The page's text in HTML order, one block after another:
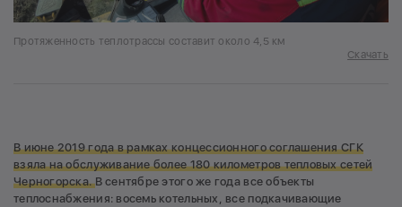
Протяженность теплотрассы составит около 4,5 км
Скачать
В июне 2019 года в рамках концессионного соглашения СГК
взяла на обслуживание более 180 километров тепловых сетей
Черногорска.В сентябре этого же года все объекты
теплоснабжения: восемь котельных, все подкачивающие